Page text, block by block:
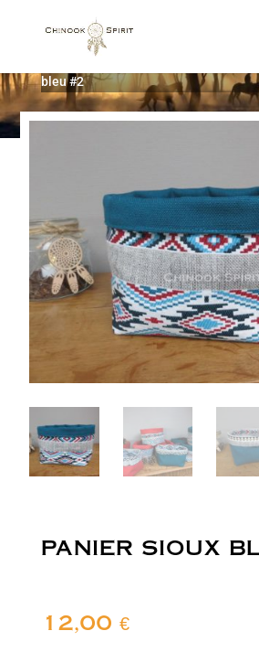
Décoration d'intérieur
bleu #2
PANIER SIOUX
12,00 €